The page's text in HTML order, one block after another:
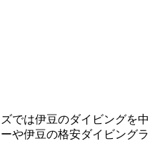
では伊豆のダイビングを中
や伊豆の格安ダイビングラ